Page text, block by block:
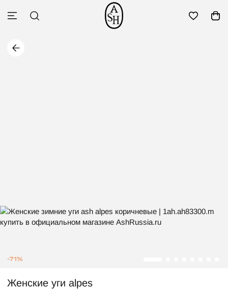
-71%
Женские уги alpes